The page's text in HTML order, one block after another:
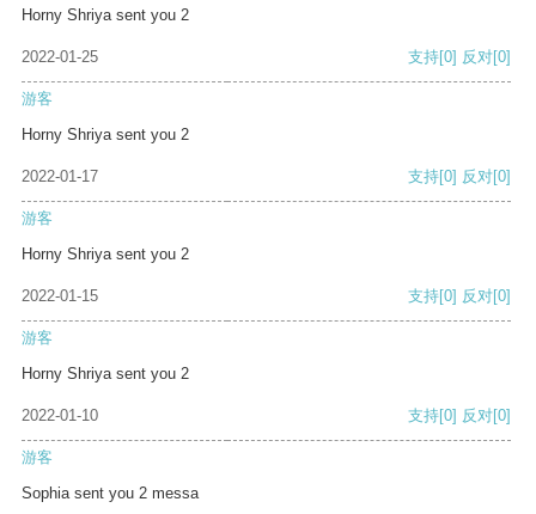
Horny Shriya sent you 2
2022-01-25 支持[0] 反对[0]
游客
Horny Shriya sent you 2
2022-01-17 支持[0] 反对[0]
游客
Horny Shriya sent you 2
2022-01-15 支持[0] 反对[0]
游客
Horny Shriya sent you 2
2022-01-10 支持[0] 反对[0]
游客
Sophia sent you 2 messa